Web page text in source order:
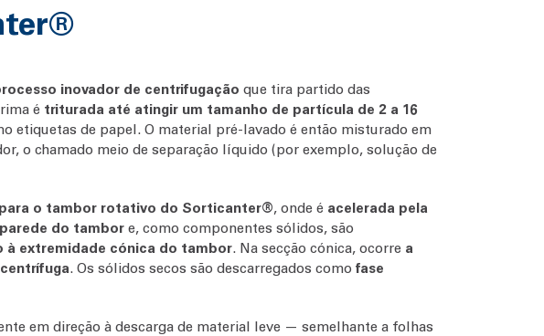
inovador de centrifugação que tira partido das
é triturada até atingir um tamanho de partícula de 2 a 16
etiquetas de papel. O material pré-lavado é então misturado em
o chamado meio de separação líquido (por exemplo, solução de
para o tambor rotativo do Sorticanter®, onde é acelerada pela
do tambor e, como componentes sólidos, são
à extremidade cónica do tambor. Na secção cónica, ocorre a
. Os sólidos secos são descarregados como fase
em direção à descarga de material leve — semelhante a folhas